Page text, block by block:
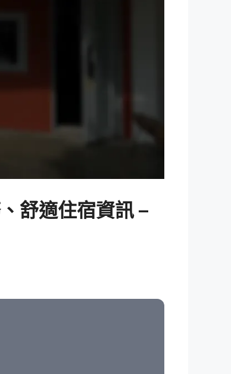
舒適住宿資訊 –